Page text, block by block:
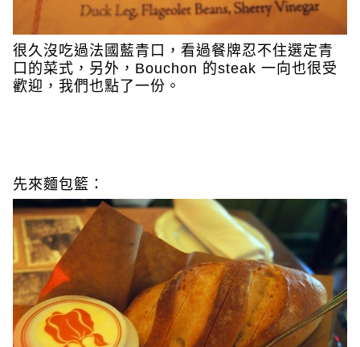
很久沒吃過法國藍青口，看過餐牌忍不住選定青
口的菜式，另外，Bouchon 的steak 一向也很受
歡迎，我們也點了一份。
先來麵包籃：